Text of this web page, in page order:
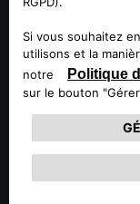
métamorphose de
ADN de noble
une évolution
une nouvelle ère
design
concept dont il tire
connectivité